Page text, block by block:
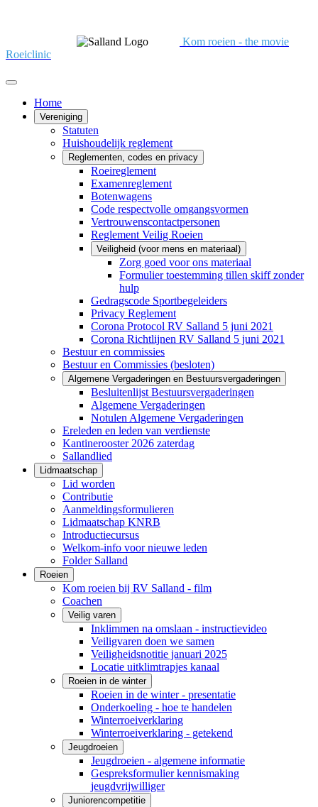
Kom roeien - the movie
Roeiclinic
Home
Vereniging
Statuten
Huishoudelijk reglement
Reglementen, codes en privacy
Roeireglement
Examenreglement
Botenwagens
Code respectvolle omgangsvormen
Vertrouwenscontactpersonen
Reglement Veilig Roeien
Veiligheid (voor mens en materiaal)
Zorg goed voor ons materiaal
Formulier toestemming tillen skiff zonder
hulp
Gedragscode Sportbegeleiders
Privacy Reglement
Corona Protocol RV Salland 5 juni 2021
Corona Richtlijnen RV Salland 5 juni 2021
Bestuur en commissies
Bestuur en Commissies (besloten)
Algemene Vergaderingen en Bestuursvergaderingen
Besluitenlijst Bestuursvergaderingen
Algemene Vergaderingen
Notulen Algemene Vergaderingen
Ereleden en leden van verdienste
Kantinerooster 2026 zaterdag
Sallandlied
Lidmaatschap
Lid worden
Contributie
Aanmeldingsformulieren
Lidmaatschap KNRB
Introductiecursus
Welkom-info voor nieuwe leden
Folder Salland
Roeien
Kom roeien bij RV Salland - film
Coachen
Veilig varen
Inklimmen na omslaan - instructievideo
Veiligvaren doen we samen
Veiligheidsnotitie januari 2025
Locatie uitklimtrapjes kanaal
Roeien in de winter
Roeien in de winter - presentatie
Onderkoeling - hoe te handelen
Winterroeiverklaring
Winterroeiverklaring - getekend
Jeugdroeien
Jeugdroeien - algemene informatie
Gespreksformulier kennismaking
jeugdvrijwilliger
Juniorencompetitie